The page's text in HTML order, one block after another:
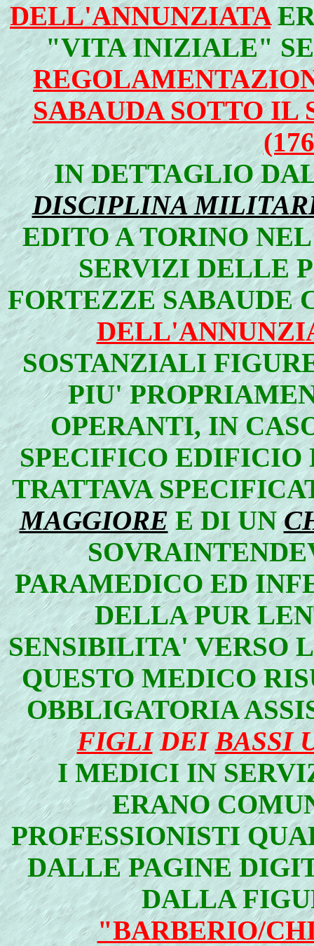
DELL'ANNUNZIATA
"VITA INIZIALE"
SABAUDA SOTTO IL
IN DETTAGLIO
DISCIPLINA
EDITO A TORINO
SERVIZI DELLE
FORTEZZE SABAUDE
SOSTANZIALI
PIU'
OPERANTI, IN
SPECIFICO EDIFICIO
TRATTAVA
MAGGIOREE DI UN
PARAMEDICO ED
DELLA PUR
SENSIBILITA' VERSO
QUESTO MEDICO
OBBLIGATORIA
FIGLIDEIBASSI
I MEDICI IN
ERANO
PROFESSIONISTI
DALLE PAGINE
DALLA
"BARBERIO/